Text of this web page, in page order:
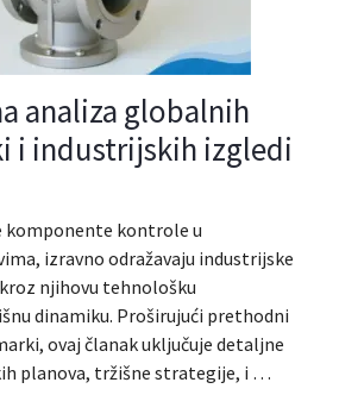
analiza globalnih
i industrijskih izgledi
komponente kontrole u
izravno odražavaju industrijske
njihovu tehnološku
dinamiku. Proširujući prethodni
ovaj članak uključuje detaljne
planova, tržišne strategije, i …